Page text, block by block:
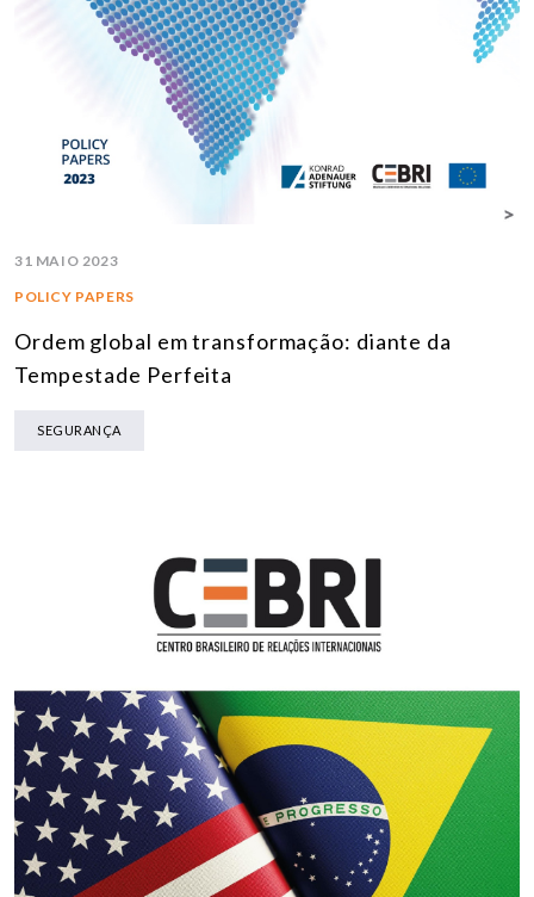
31 MAIO 2023
POLICY PAPERS
Ordem global em transformação: diante da
Tempestade Perfeita
SEGURANÇA